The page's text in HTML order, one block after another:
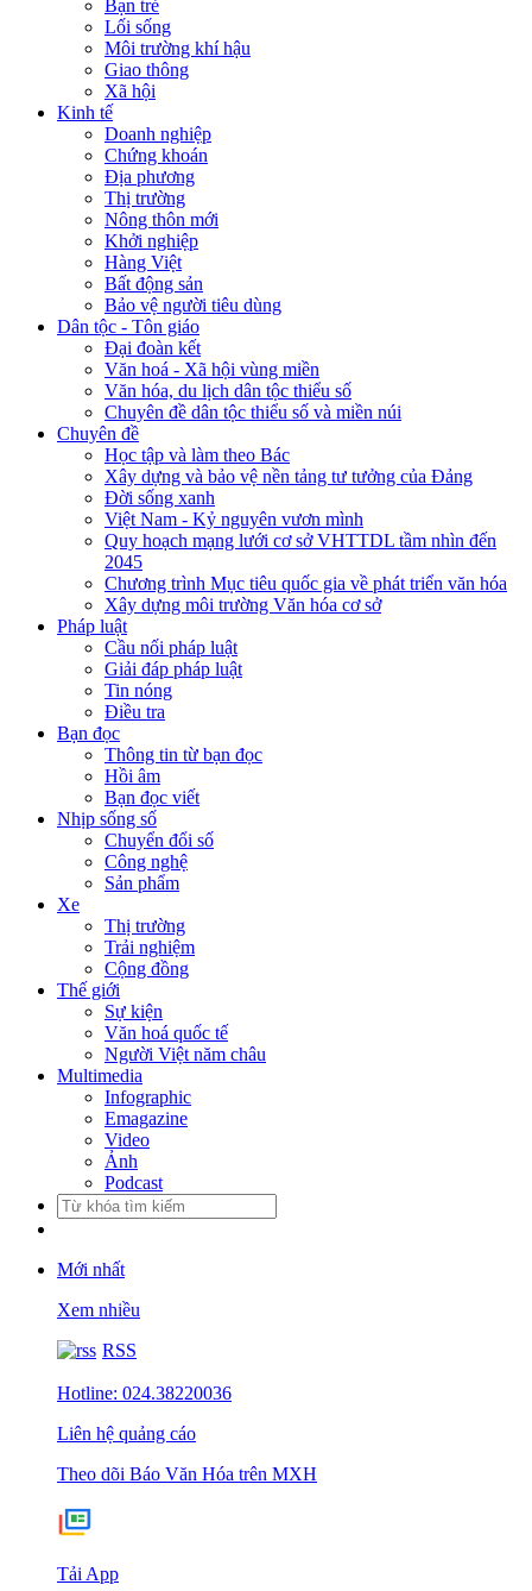
Bạn trẻ
Lối sống
Môi trường khí hậu
Giao thông
Xã hội
Kinh tế
Doanh nghiệp
Chứng khoán
Địa phương
Thị trường
Nông thôn mới
Khởi nghiệp
Hàng Việt
Bất động sản
Bảo vệ người tiêu dùng
Dân tộc - Tôn giáo
Đại đoàn kết
Văn hoá - Xã hội vùng miền
Văn hóa, du lịch dân tộc thiểu số
Chuyên đề dân tộc thiểu số và miền núi
Chuyên đề
Học tập và làm theo Bác
Xây dựng và bảo vệ nền tảng tư tưởng của Đảng
Đời sống xanh
Việt Nam - Kỷ nguyên vươn mình
Quy hoạch mạng lưới cơ sở VHTTDL tầm nhìn đến
2045
Chương trình Mục tiêu quốc gia về phát triển văn hóa
Xây dựng môi trường Văn hóa cơ sở
Pháp luật
Cầu nối pháp luật
Giải đáp pháp luật
Tin nóng
Điều tra
Bạn đọc
Thông tin từ bạn đọc
Hồi âm
Bạn đọc viết
Nhịp sống số
Chuyển đổi số
Công nghệ
Sản phẩm
Xe
Thị trường
Trải nghiệm
Cộng đồng
Thế giới
Sự kiện
Văn hoá quốc tế
Người Việt năm châu
Multimedia
Infographic
Emagazine
Video
Ảnh
Podcast
Mới nhất
Xem nhiều
RSS
Hotline: 024.38220036
Liên hệ quảng cáo
Theo dõi Báo Văn Hóa trên MXH
Tải App